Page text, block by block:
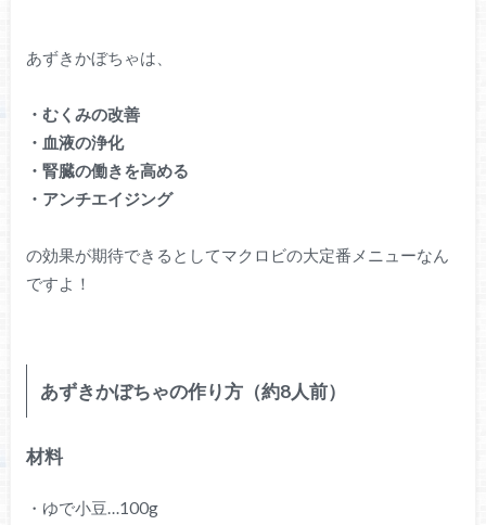
あずきかぼちゃは、
・むくみの改善
・血液の浄化
・腎臓の働きを高める
・アンチエイジング
の効果が期待できるとしてマクロビの大定番メニューなん
ですよ！
あずきかぼちゃの作り方（約8人前）
材料
・ゆで小豆…100g